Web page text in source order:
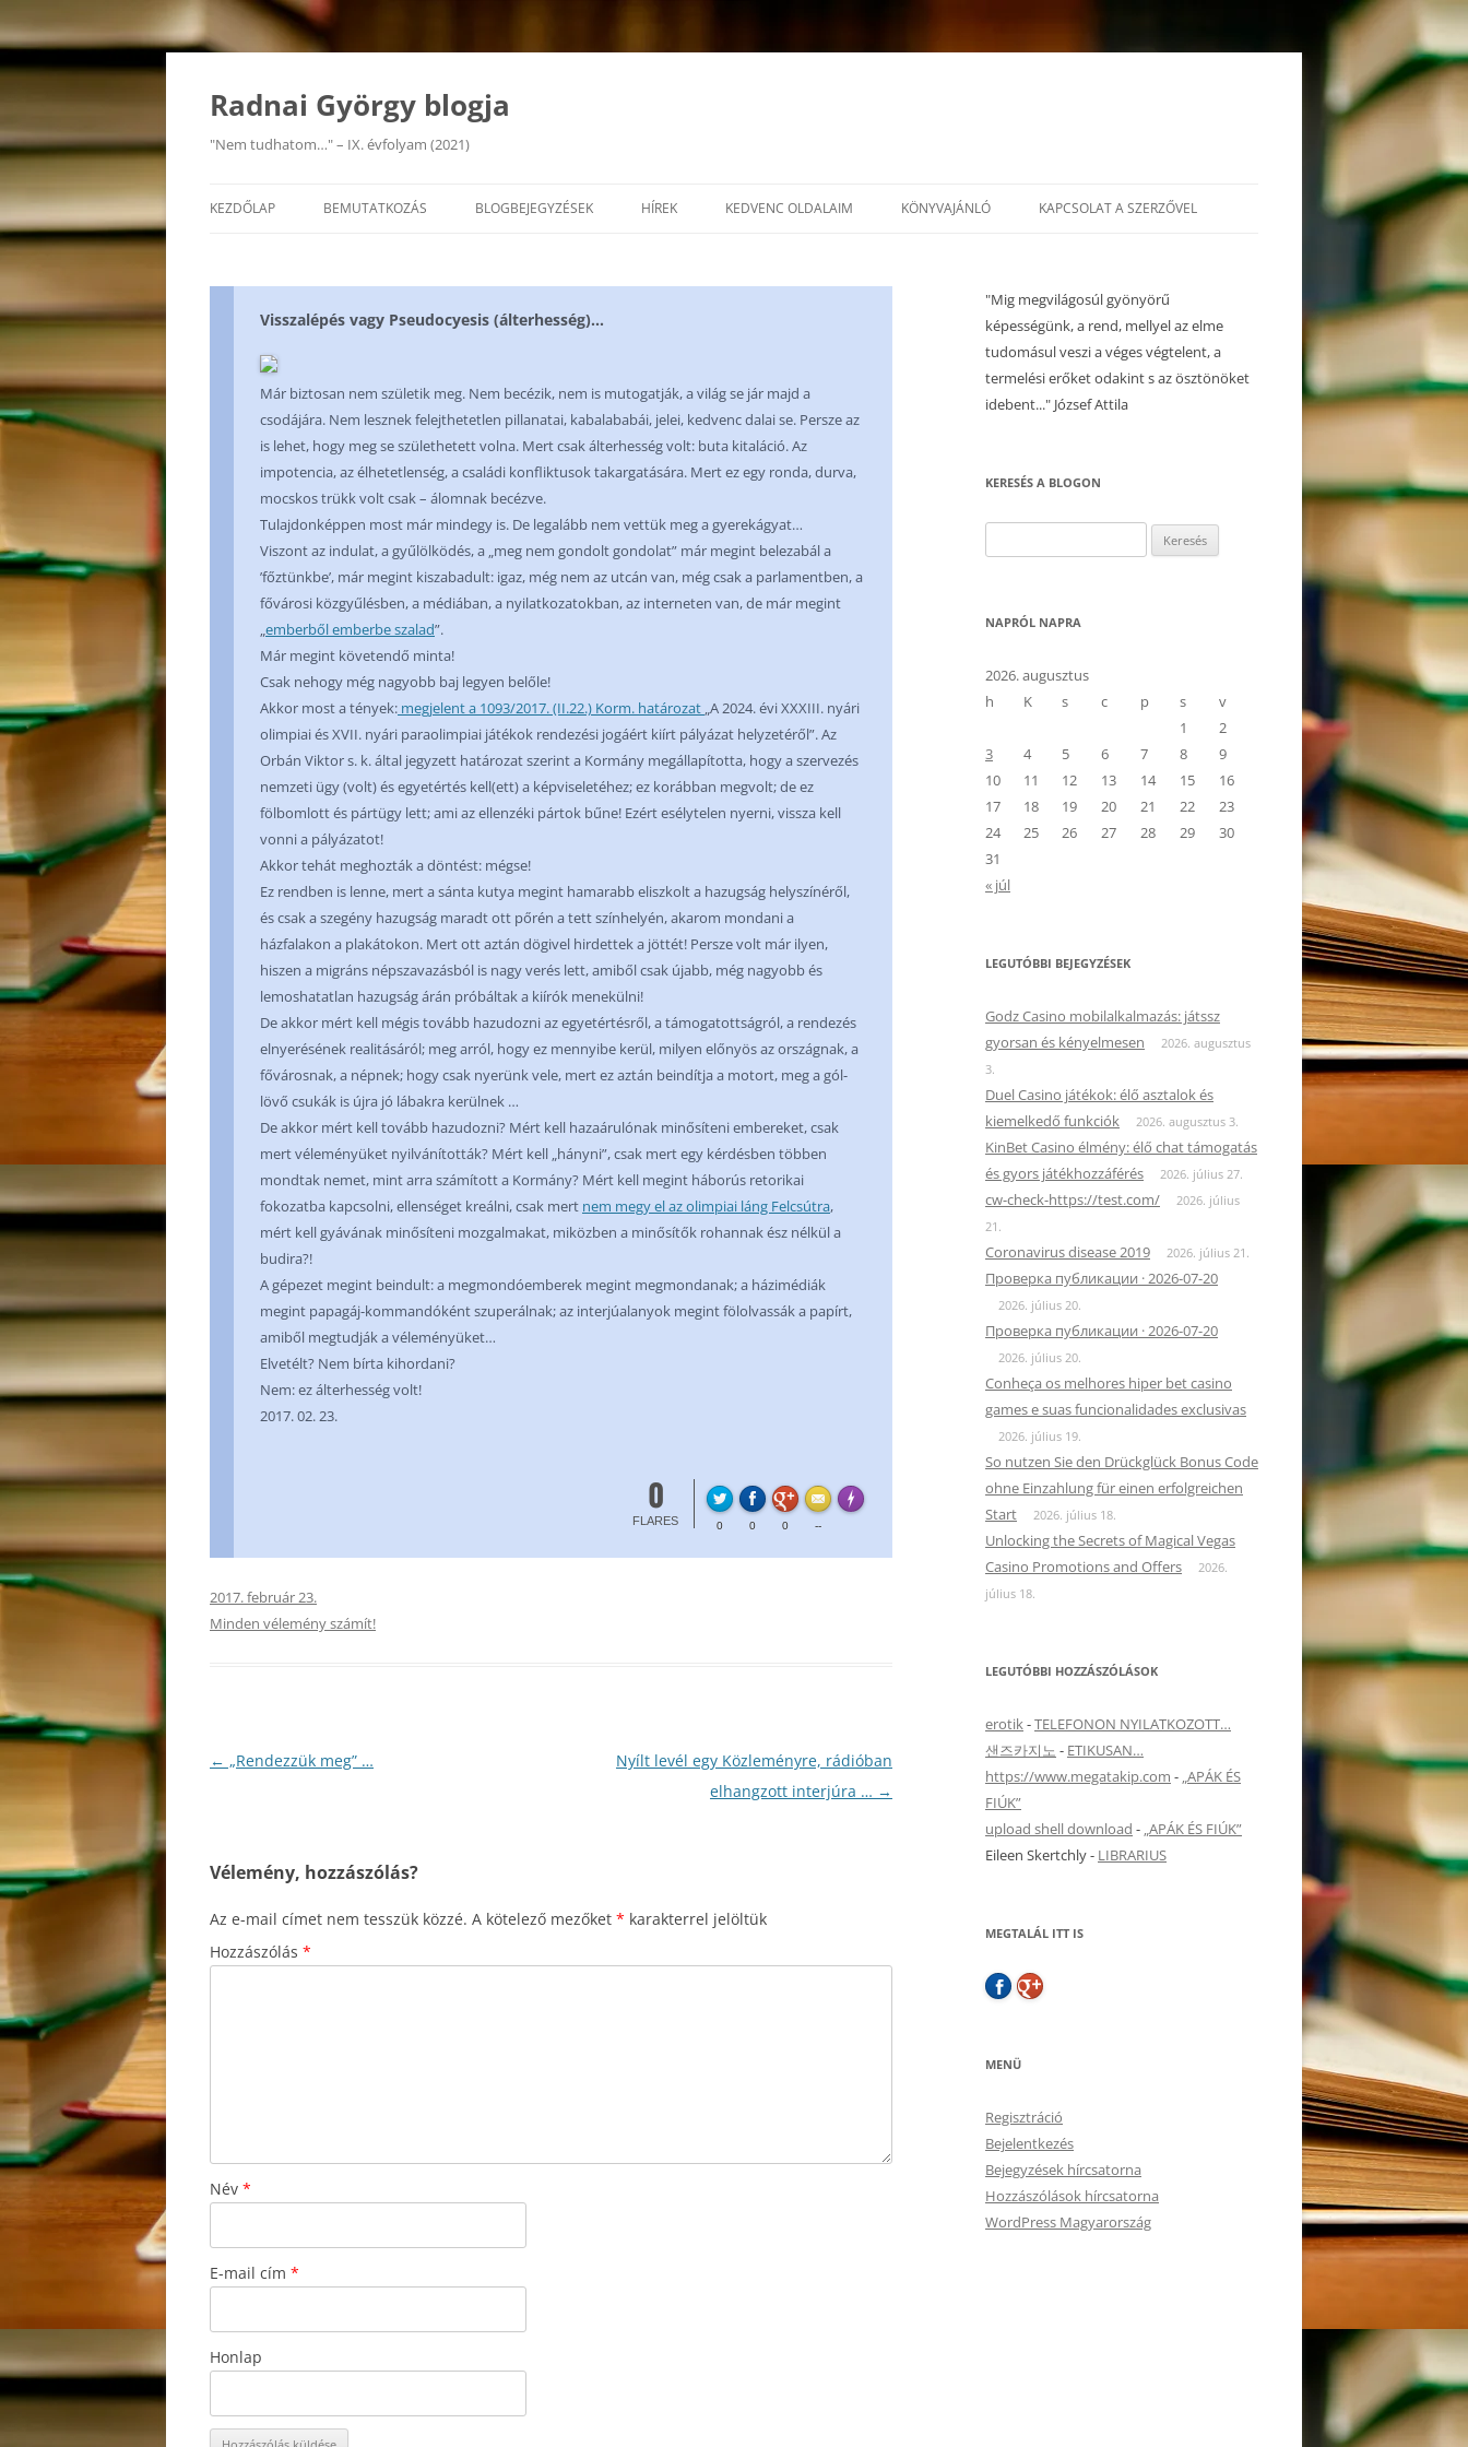
Kilépés
tartalomba
Radnai György blogja
"Nem tudhatom…" – IX. évfolyam (2021)
KEZDŐLAP BEMUTATKOZÁS BLOGBEJEGYZÉSEK HÍREK KEDVENC OLDALAIM KÖNYVAJÁNLÓ KAPCSOLAT A SZERZŐVEL
Visszalépés vagy Pseudocyesis (álterhesség)…
Már biztosan nem születik meg. Nem becézik, nem is mutogatják, a világ se jár majd a
csodájára. Nem lesznek felejthetetlen pillanatai, kabalababái, jelei, kedvenc dalai se. Persze az
is lehet, hogy meg se születhetett volna. Mert csak álterhesség volt: buta kitaláció. Az
impotencia, az élhetetlenség, a családi konfliktusok takargatására. Mert ez egy ronda, durva,
mocskos trükk volt csak – álomnak becézve.
Tulajdonképpen most már mindegy is. De legalább nem vettük meg a gyerekágyat…
Viszont az indulat, a gyűlölködés, a „meg nem gondolt gondolat” már megint belezabál a
’főztünkbe’, már megint kiszabadult: igaz, még nem az utcán van, még csak a parlamentben, a
fővárosi közgyűlésben, a médiában, a nyilatkozatokban, az interneten van, de már megint
„emberből emberbe szalad”.
Már megint követendő minta!
Csak nehogy még nagyobb baj legyen belőle!
Akkor most a tények: megjelent a 1093/2017. (II.22.) Korm. határozat „A 2024. évi XXXIII. nyári
olimpiai és XVII. nyári paraolimpiai játékok rendezési jogáért kiírt pályázat helyzetéről”. Az
Orbán Viktor s. k. által jegyzett határozat szerint a Kormány megállapította, hogy a szervezés
nemzeti ügy (volt) és egyetértés kell(ett) a képviseletéhez; ez korábban megvolt; de ez
fölbomlott és pártügy lett; ami az ellenzéki pártok bűne! Ezért esélytelen nyerni, vissza kell
vonni a pályázatot!
Akkor tehát meghozták a döntést: mégse!
Ez rendben is lenne, mert a sánta kutya megint hamarabb eliszkolt a hazugság helyszínéről,
és csak a szegény hazugság maradt ott pőrén a tett színhelyén, akarom mondani a
házfalakon a plakátokon. Mert ott aztán dögivel hirdettek a jöttét! Persze volt már ilyen,
hiszen a migráns népszavazásból is nagy verés lett, amiből csak újabb, még nagyobb és
lemoshatatlan hazugság árán próbáltak a kiírók menekülni!
De akkor mért kell mégis tovább hazudozni az egyetértésről, a támogatottságról, a rendezés
elnyerésének realitásáról; meg arról, hogy ez mennyibe kerül, milyen előnyös az országnak, a
fővárosnak, a népnek; hogy csak nyerünk vele, mert ez aztán beindítja a motort, meg a gól-
lövő csukák is újra jó lábakra kerülnek …
De akkor mért kell tovább hazudozni? Mért kell hazaárulónak minősíteni embereket, csak
mert véleményüket nyilvánították? Mért kell „hányni”, csak mert egy kérdésben többen
mondtak nemet, mint arra számított a Kormány? Mért kell megint háborús retorikai
fokozatba kapcsolni, ellenséget kreálni, csak mert nem megy el az olimpiai láng Felcsútra,
mért kell gyávának minősíteni mozgalmakat, miközben a minősítők rohannak ész nélkül a
budira?!
A gépezet megint beindult: a megmondóemberek megint megmondanak; a házimédiák
megint papagáj-kommandóként szuperálnak; az interjúalanyok megint fölolvassák a papírt,
amiből megtudják a véleményüket…
Elvetélt? Nem bírta kihordani?
Nem: ez álterhesség volt!
2017. 02. 23.
0
FLARES 0 0 0 --
Made with
2017. február 23.
Minden vélemény számít!
Bejegyzés
← „Rendezzük meg” …
Nyílt levél egy Közleményre, rádióban
elhangzott interjúra … →
Vélemény, hozzászólás?
Az e-mail címet nem tesszük közzé. A kötelező mezőket * karakterrel jelöltük
Hozzászólás *
Név *
E-mail cím *
Honlap
"Mig megvilágosúl gyönyörű
képességünk, a rend, mellyel az elme
tudomásul veszi a véges végtelent, a
termelési erőket odakint s az ösztönöket
idebent..." József Attila
KERESÉS A BLOGON
NAPRÓL NAPRA
2026. augusztus
h
K s c p s
v
1
2
3
4 5 6 7 8
9
10
11 12 13 14 15
16
17
18 19 20 21 22
23
24
25 26 27 28 29
30
31
« júl
LEGUTÓBBI BEJEGYZÉSEK
Godz Casino mobilalkalmazás: játssz
gyorsan és kényelmesen
2026. augusztus
3.
Duel Casino játékok: élő asztalok és
kiemelkedő funkciók
2026. augusztus 3.
KinBet Casino élmény: élő chat támogatás
és gyors játékhozzáférés
2026. július 27.
cw-check-https://test.com/
2026. július
21.
Coronavirus disease 2019 2026. július 21.
Проверка публикации · 2026-07-20
2026. július 20.
Проверка публикации · 2026-07-20
2026. július 20.
Conheça os melhores hiper bet casino
games e suas funcionalidades exclusivas
2026. július 19.
So nutzen Sie den Drückglück Bonus Code
ohne Einzahlung für einen erfolgreichen
Start
2026. július 18.
Unlocking the Secrets of Magical Vegas
Casino Promotions and Offers
2026.
július 18.
LEGUTÓBBI HOZZÁSZÓLÁSOK
erotik-TELEFONON NYILATKOZOTT…
샌즈카지노 - ETIKUSAN…
https://www.megatakip.com - „APÁK ÉS
FIÚK”
upload shell download - „APÁK ÉS FIÚK”
Eileen Skertchly- LIBRARIUS
MEGTALÁL ITT IS
MENÜ
Regisztráció
Bejelentkezés
Bejegyzések hírcsatorna
Hozzászólások hírcsatorna
WordPress Magyarország